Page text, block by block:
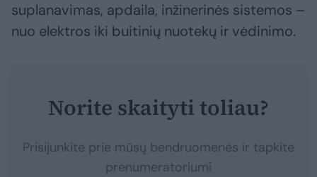
suplanavimas, apdaila, inžinerinės sistemos –
nuo elektros iki buitinių nuotekų ir vėdinimo.
Norite skaityti toliau?
Prisijunkite prie mūsų bendruomenės ir tapkite
prenumeratoriumi